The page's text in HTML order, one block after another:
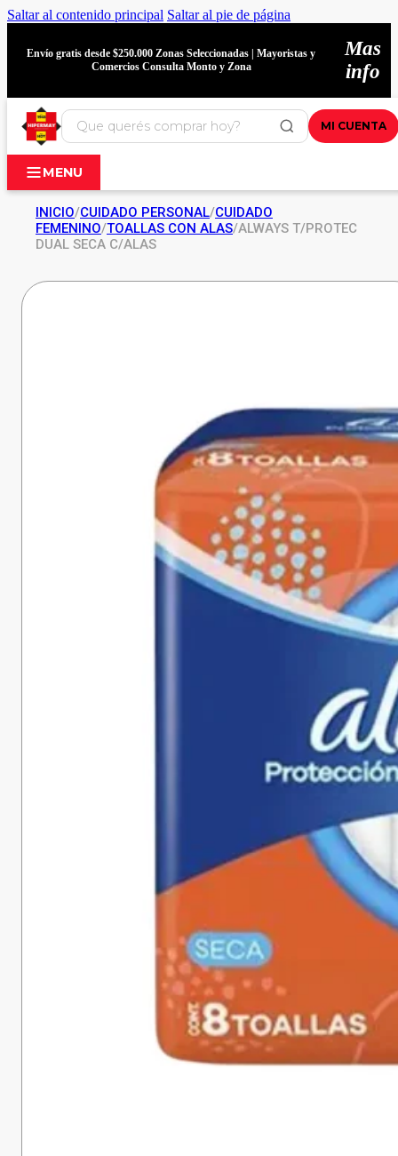
Saltar al contenido principal Saltar al pie de página
Envío gratis desde $250.000 Zonas Seleccionadas | Mayoristas y
Comercios Consulta Monto y Zona
Mas
info
MI CUENTA
MENU
INICIO/CUIDADO PERSONAL/CUIDADO
FEMENINO/TOALLAS CON ALAS/ALWAYS T/PROTEC
DUAL SECA C/ALAS